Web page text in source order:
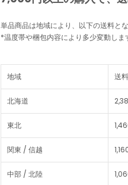
単品商品は地域により、以下の送料とな
*温度帯や梱包内容により多少変動しま
地域 送
北海道
東北
関東 / 信越
中部 / 北陸